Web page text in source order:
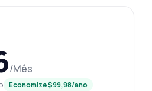
/Mês
Economize $99,98/ano